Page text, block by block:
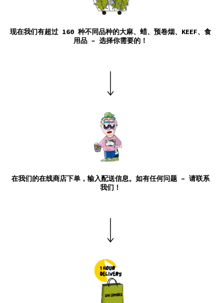
现在我们有超过 160 种不同品种的大麻、蜡、预卷烟、KEEF、食
用品 – 选择你需要的！
在我们的在线商店下单，输入配送信息。如有任何问题 – 请联系
我们！